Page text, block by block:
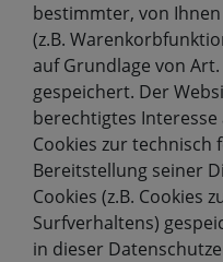
bestimmter, von
(z.B.
auf Grundlage von Art.
gespeichert. Der
berechtigtes
Cookies zur
Bereitstellung seiner
Cookies (z.B. Cookies
Surfverhaltens)
in dieser